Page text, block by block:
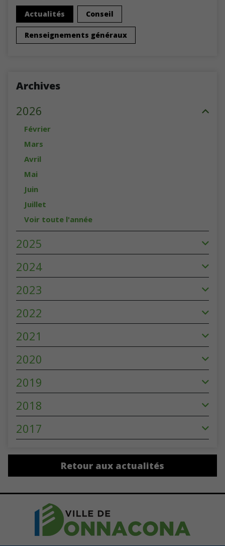
Actualités Conseil
Renseignements généraux
Archives
2026
Février
Mars
Avril
Mai
Juin
Juillet
Voir toute l'année
2025
2024
2023
2022
2021
2020
2019
2018
2017
Retour aux actualités